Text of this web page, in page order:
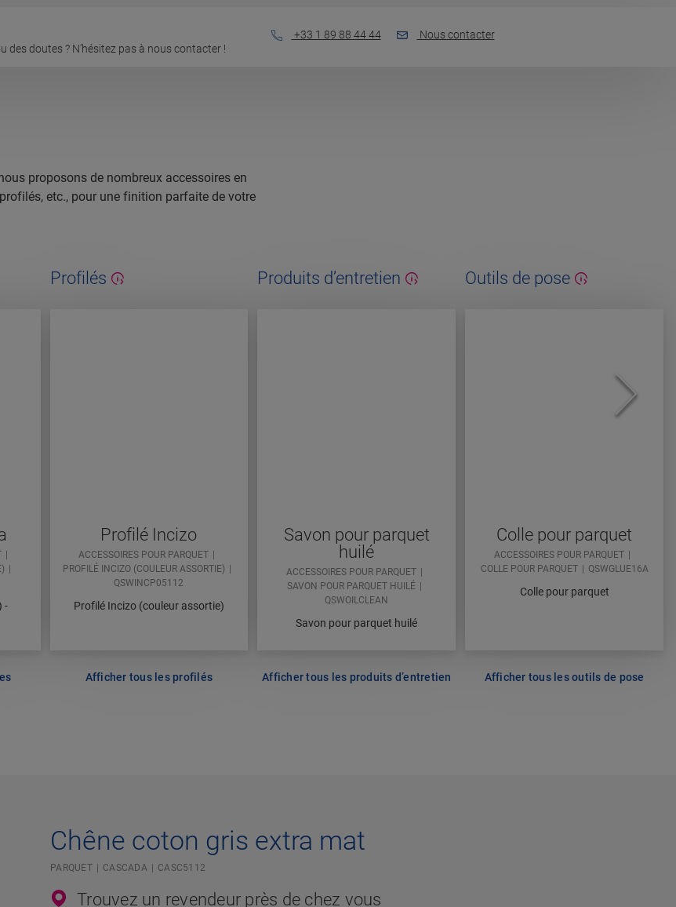
des doutes ? N’hésitez pas à nous contacter !
+33 1 89 88 44 44 Nous contacter
proposons de nombreux accessoires en
etc., pour une finition parfaite de votre
-
Profilés
Profilé Incizo
ACCESSOIRES POUR PARQUET
PROFILÉ INCIZO (COULEUR ASSORTIE)
QSWINCP05112
Profilé Incizo (couleur assortie)
Afficher tous les profilés
Produits d’entretien
Savon pour parquet
huilé
ACCESSOIRES POUR PARQUET
SAVON POUR PARQUET HUILÉ
QSWOILCLEAN
Savon pour parquet huilé
Afficher tous les produits d’entretien
Outils de pose
Colle pour parquet
ACCESSOIRES POUR PARQUET
COLLE POUR PARQUET
QSWGLUE16A
Colle pour parquet
Afficher tous les outils de pose
Chêne coton gris extra mat
PARQUET CASCADA CASC5112
Trouvez un revendeur près de chez vous